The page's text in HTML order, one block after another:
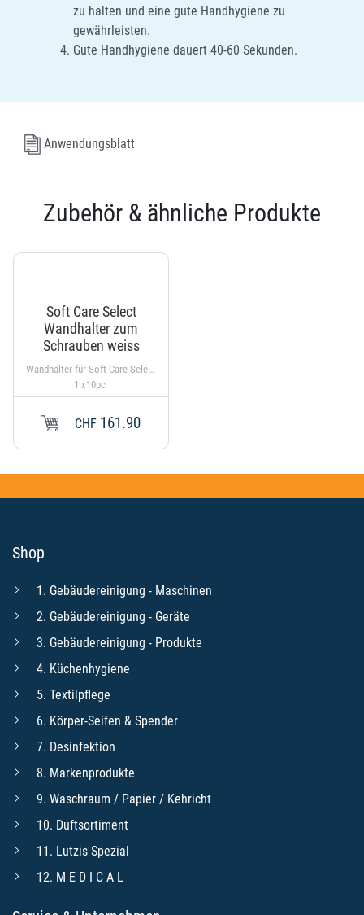
zu halten und eine gute Handhygiene zu
gewährleisten.
Gute Handhygiene dauert 40-60 Sekunden.
Anwendungsblatt
Zubehör & ähnliche Produkte
Soft Care Select
Wandhalter zum
Schrauben weiss
Wandhalter für Soft Care Select Seifenkartuschen
1 x10pc
CHF 161.90
Shop
1. Gebäudereinigung - Maschinen
2. Gebäudereinigung - Geräte
3. Gebäudereinigung - Produkte
4. Küchenhygiene
5. Textilpflege
6. Körper-Seifen & Spender
7. Desinfektion
8. Markenprodukte
9. Waschraum / Papier / Kehricht
10. Duftsortiment
11. Lutzis Spezial
12. M E D I C A L